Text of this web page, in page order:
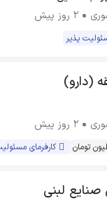
2 روز پیش
پذیر
(دارو)
2 روز پیش
کارفرمای
صنایع لبنی